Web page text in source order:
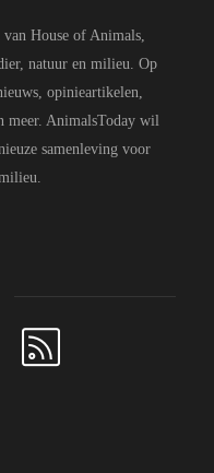
House of Animals,
natuur en milieu. Op
opinieartikelen,
meer. AnimalsToday wil
samenleving voor